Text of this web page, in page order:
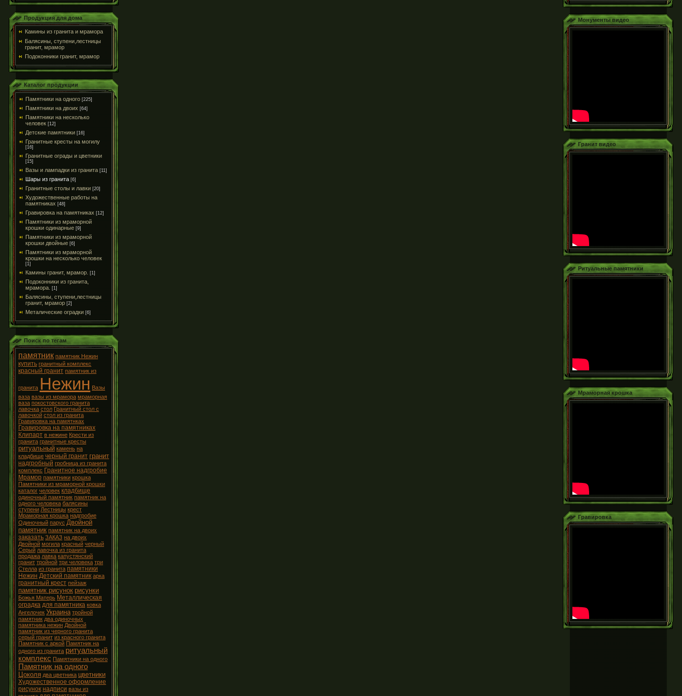
Продукция для дома
Камины из гранита и мрамора
Балясины, ступени,лестницы
гранит, мрамор
Подоконники гранит, мрамор
Каталог продукции
Памятники на одного [225]
Памятники на двоих [64]
Памятники на несколько
человек [12]
Детские памятники [16]
Гранитные кресты на могилу
[16]
Гранитные ограды и цветники
[15]
Вазы и лампадки из гранита [11]
Шары из гранита [6]
Гранитные столы и лавки [20]
Художественные работы на
памятниках [48]
Гравировка на памятниках [12]
Памятники из мраморной
крошки одинарные [9]
Памятники из мраморной
крошки двойные [6]
Памятники из мраморной
крошки на несколько человек
[1]
Камины гранит, мрамор. [1]
Подоконники из гранита,
мрамора. [1]
Балясины, ступени,лестницы
гранит, мрамор [2]
Металические оградки [6]
Поиск по тегам
памятник памятник Нежин
купить гранитный комплекс
красный гранит памятник из
гранита Нежин Вазы
ваза вазы из мрамора мраморная
ваза покостовского гранита
лавочка стол Гранитный стол с
лавочкой стол из гранита
Гравировка на памятнках
Гравировка на памятниках
Клипарт в нежине Крести из
гранита гранитные кресты
ритуальный камень на
кладбище черный гранит гранит
надгробный гробница из гранита
комплекс Гранитное надгробие
Мрамор памятники крошка
Памятники из мраморной крошки
каталог человек кладбище
одиночный памятник памятник на
одного человека балясины
ступени Лестницы крест
Мраморная крошка надгробие
Одиночный парус Двойной
памятник памятник на двоих
заказать ЗАКАЗ на двоих
Двойной могила красный черный
Серый лавочка из гранита
продажа лавка капустянский
гранит тройной три человека три
Стелла из гранита памятники
Нежин Детский памятник арка
гранитный крест пейзаж
памятник рисунок рисунки
Божья Матерь Металлическая
оградка для памятника ковка
Ангелочек Украина тройной
памятник два одиночных
памятника нежин Двойной
памятник из черного гранита
серый гранит из красного гранита
Памятник с аркой Памятник на
одного из гранита ритуальный
комплекс Памятники на одного
Памятник на одного
Цоколя два цветника цветники
Художественное оформление
рисунок надписи вазы из
Монументы видео
Гранит видео
Ритуальные памятники
Мраморная крошка
Гравировка